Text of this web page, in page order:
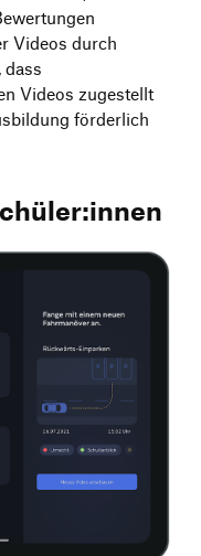
Videos durch
dass
Videos zugestellt
förderlich